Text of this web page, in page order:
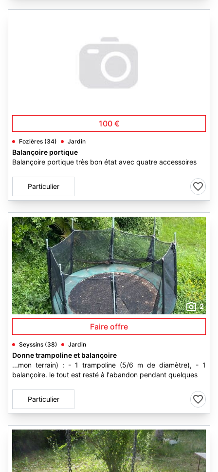
100 €
Fozières (34) Jardin
Balançoire portique
Balançoire portique très bon état avec quatre accessoires
Particulier
2
Faire offre
Seyssins (38) Jardin
Donne trampoline et balançoire
...mon terrain) : - 1 trampoline (5/6 m de diamètre), - 1
balançoire. le tout est resté à l'abandon pendant quelques
Particulier